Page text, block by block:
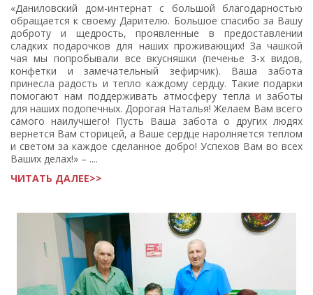
«Даниловский дом-интернат с большой благодарностью
обращается к своему Дарителю. Большое спасибо за Вашу
доброту и щедрость, проявленные в предоставлении
сладких подарочков для наших проживающих! За чашкой
чая мы попробывали все вкусняшки (печенье 3-х видов,
конфетки и замечательный зефирчик). Ваша забота
принесла радость и тепло каждому сердцу. Такие подарки
помогают нам поддерживать атмосферу тепла и заботы
для наших подопечных. Дорогая Наталья! Желаем Вам всего
самого наилучшего! Пусть Ваша забота о других людях
вернется Вам сторицей, а Ваше сердце наролняется теплом
и светом за каждое сделанное добро! Успехов Вам во всех
Ваших делах!» – ....
ЧИТАТЬ ДАЛЕЕ>>